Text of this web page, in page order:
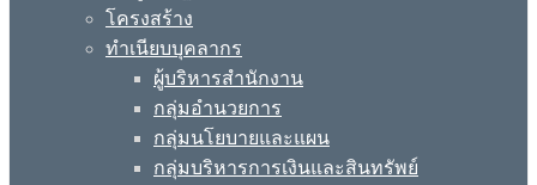
โครงสร้าง
ทำเนียบบุคลากร
ผู้บริหารสำนักงาน
กลุ่มอำนวยการ
กลุ่มนโยบายและแผน
กลุ่มบริหารการเงินและสินทรัพย์